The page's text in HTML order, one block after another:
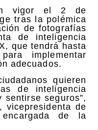
vigor el
2 de
tras la polémica
de fotografías
de inteligencia
que tendrá hasta
implementar
adecuados.
quieren
de inteligencia
seguros”,
vicepresidenta de
de la